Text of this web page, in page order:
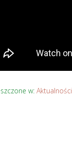
w: Aktualności